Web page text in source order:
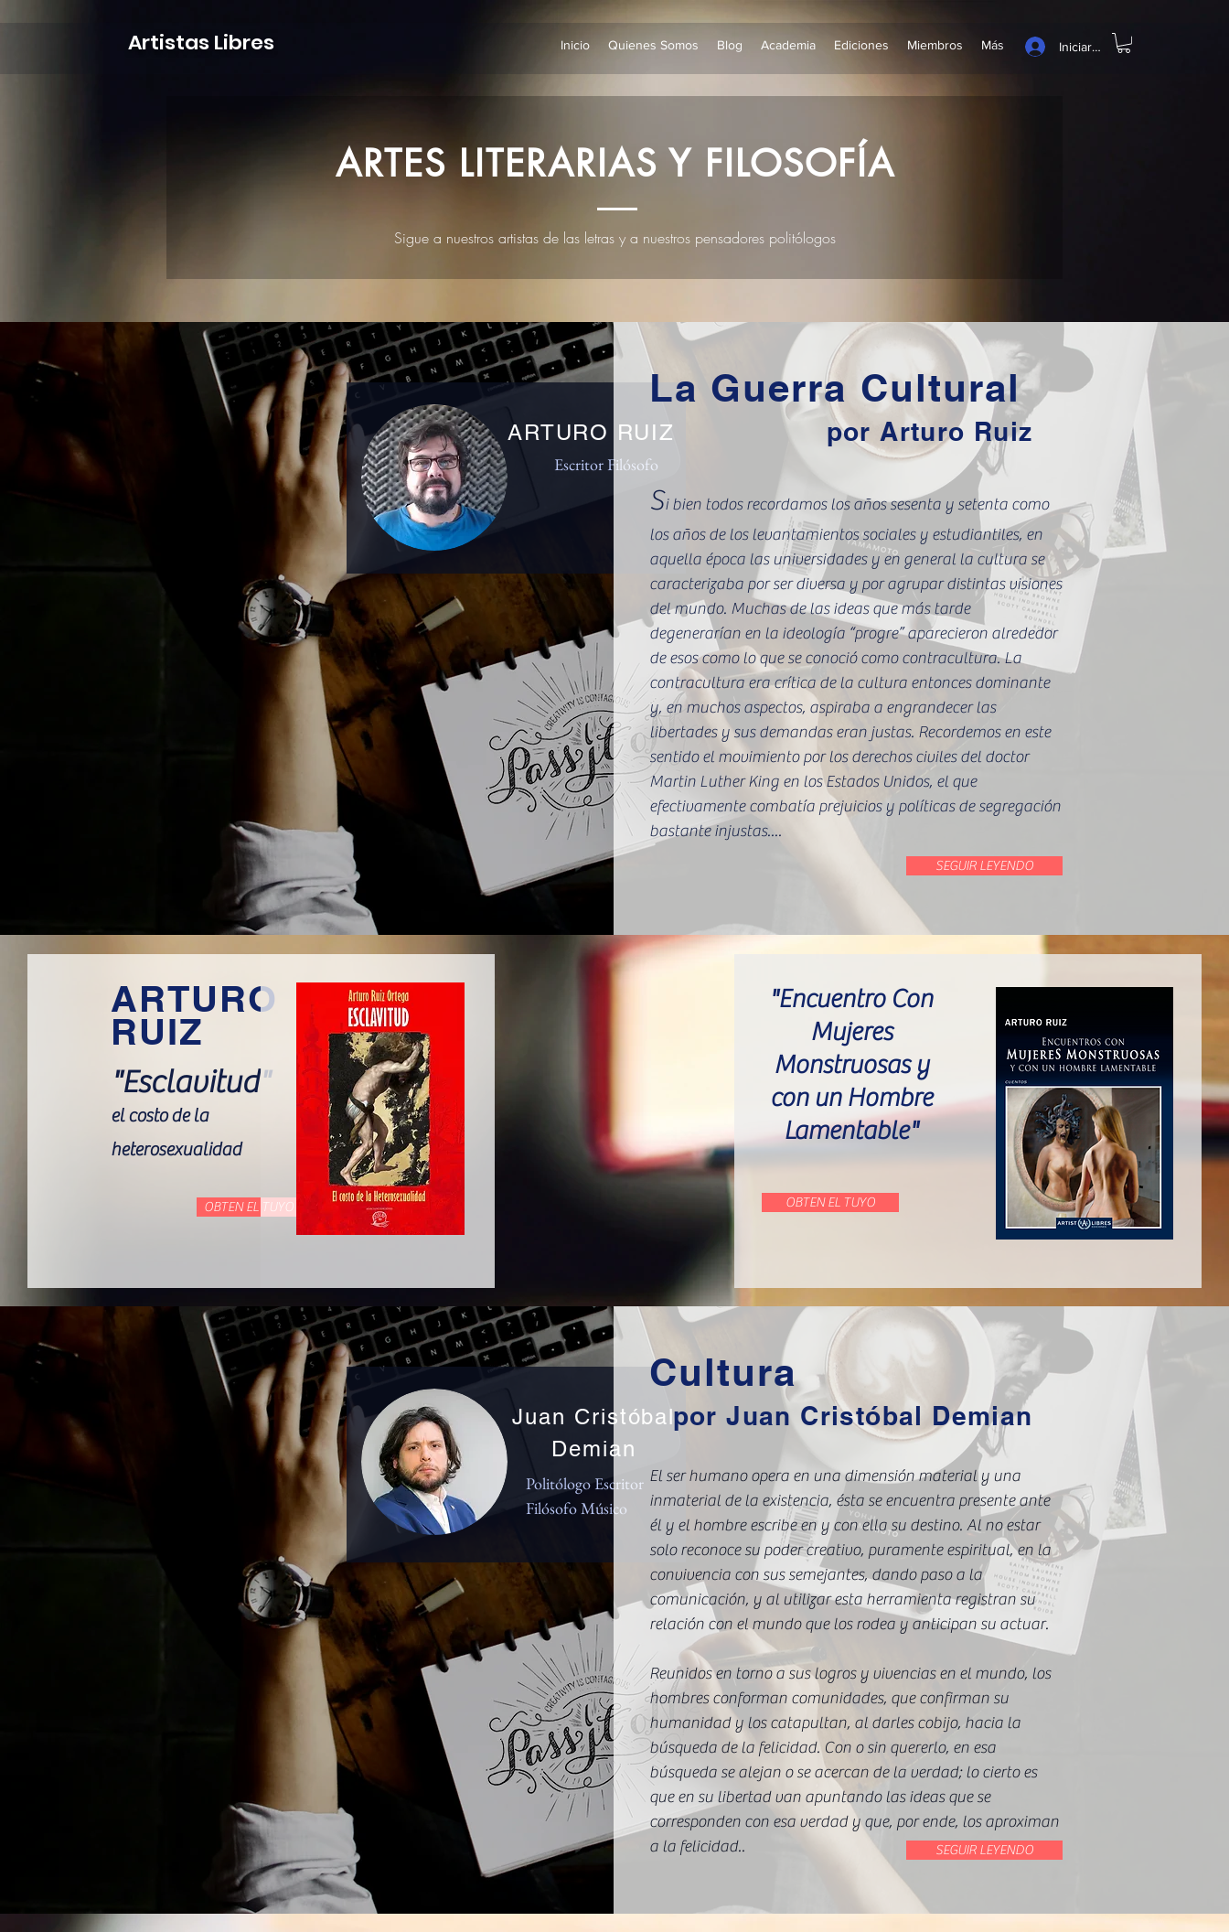
Artistas Libres Inicio Quienes Somos Blog Academia Ediciones Miembros Más Iniciar sesión
ARTES LITERARIAS Y FILOSOFÍA
Sigue a nuestros artistas de las letras y a nuestros pensadores politólogos
ARTURO RUIZ
Escritor Filósofo
La Guerra Cultural
por Arturo Ruiz
SEGUIR LEYENDO
Si bien todos recordamos los años sesenta y setenta como
los años de los levantamientos sociales y estudiantiles, en
aquella época las universidades y en general la cultura se
caracterizaba por ser diversa y por agrupar distintas visiones
del mundo. Muchas de las ideas que más tarde
degenerarían en la ideología “progre” aparecieron alrededor
de esos como lo que se conoció como contracultura. La
contracultura era crítica de la cultura entonces dominante
y, en muchos aspectos, aspiraba a engrandecer las
libertades y sus demandas eran justas. Recordemos en este
sentido el movimiento por los derechos civiles del doctor
Martin Luther King en los Estados Unidos, el que
efectivamente combatía prejuicios y políticas de segregación
bastante injustas....
ARTURO
RUIZ
"Esclavitud"
el costo de la
heterosexualidad
OBTEN EL TUYO
"Encuentro Con
Mujeres
Monstruosas y
con un Hombre
Lamentable"
OBTEN EL TUYO
Juan Cristóbal
Demian
Politólogo Escritor
Filósofo Músico
Cultura
por Juan Cristóbal Demian
SEGUIR LEYENDO
El ser humano opera en una dimensión material y una
inmaterial de la existencia, ésta se encuentra presente ante
él y el hombre escribe en y con ella su destino. Al no estar
solo reconoce su poder creativo, puramente espiritual, en la
convivencia con sus semejantes, dando paso a la
comunicación, y al utilizar esta herramienta registran su
relación con el mundo que los rodea y anticipan su actuar.
Reunidos en torno a sus logros y vivencias en el mundo, los
hombres conforman comunidades, que confirman su
humanidad y los catapultan, al darles cobijo, hacia la
búsqueda de la felicidad. Con o sin quererlo, en esa
búsqueda se alejan o se acercan de la verdad; lo cierto es
que en su libertad van apuntando las ideas que se
corresponden con esa verdad y que, por ende, los aproximan
a la felicidad..